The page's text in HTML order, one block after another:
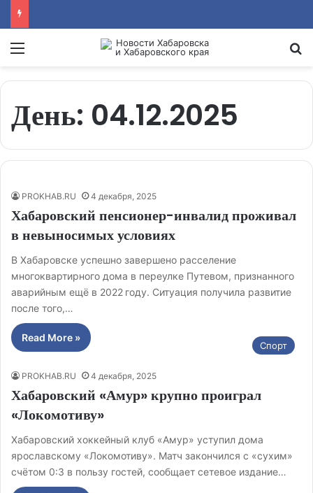
Menu
День: 04.12.2025
PROKHAB.RU 4 декабря, 2025
Хабаровский пенсионер-инвалид проживал
в невыносимых условиях
В Хабаровске успешно завершено расселение
многоквартирного дома в переулке Путевом, признанного
аварийным ещё в 2022 году. Ситуация получила развитие
после того,…
Read More »
Спорт
PROKHAB.RU 4 декабря, 2025
Хабаровский «Амур» крупно проиграл
«Локомотиву»
Хабаровский хоккейный клуб «Амур» уступил дома
ярославскому «Локомотиву». Матч закончился с «сухим»
счётом 0:3 в пользу гостей, сообщает сетевое издание…